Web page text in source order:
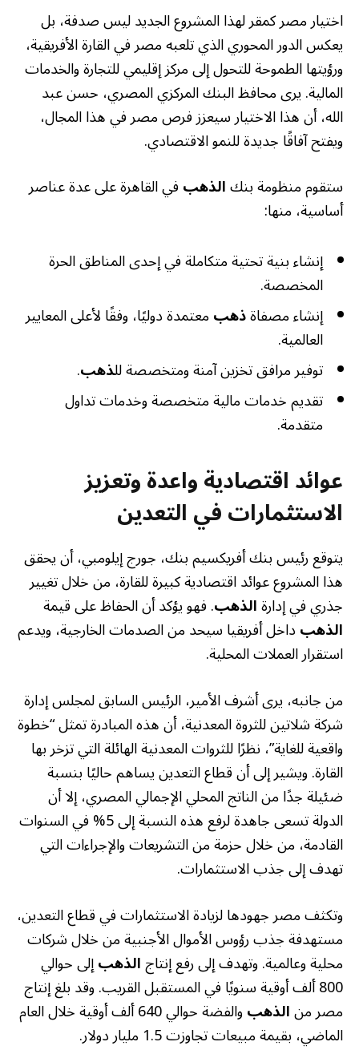
اختيار مصر كمقر لهذا المشروع الجديد ليس صدفة، بل
يعكس الدور المحوري الذي تلعبه مصر في القارة الأفريقية،
ورؤيتها الطموحة للتحول إلى مركز إقليمي للتجارة والخدمات
المالية. يرى محافظ البنك المركزي المصري، حسن عبد
الله، أن هذا الاختيار سيعزز فرص مصر في هذا المجال،
ويفتح آفاقًا جديدة للنمو الاقتصادي.
ستقوم منظومة بنكالذهبفي القاهرة على عدة عناصر
أساسية، منها:
إنشاء بنية تحتية متكاملة في إحدى المناطق الحرة
المخصصة.
إنشاء مصفاةذهبمعتمدة دوليًا، وفقًا لأعلى المعايير
العالمية.
توفير مرافق تخزين آمنة ومتخصصة للذهب.
تقديم خدمات مالية متخصصة وخدمات تداول
متقدمة.
عوائد اقتصادية واعدة وتعزيز
الاستثمارات في التعدين
يتوقع رئيس بنك أفريكسيم بنك، جورج إيلومبي، أن يحقق
هذا المشروع عوائد اقتصادية كبيرة للقارة، من خلال تغيير
جذري في إدارةالذهب. فهو يؤكد أن الحفاظ على قيمة
الذهبداخل أفريقيا سيحد من الصدمات الخارجية، ويدعم
استقرار العملات المحلية.
من جانبه، يرى أشرف الأمير، الرئيس السابق لمجلس إدارة
شركة شلاتين للثروة المعدنية، أن هذه المبادرة تمثل “خطوة
واقعية للغاية”، نظرًا للثروات المعدنية الهائلة التي تزخر بها
القارة. ويشير إلى أن قطاع التعدين يساهم حاليًا بنسبة
ضئيلة جدًا من الناتج المحلي الإجمالي المصري، إلا أن
الدولة تسعى جاهدة لرفع هذه النسبة إلى 5% في السنوات
القادمة، من خلال حزمة من التشريعات والإجراءات التي
تهدف إلى جذب الاستثمارات.
وتكثف مصر جهودها لزيادة الاستثمارات في قطاع التعدين،
مستهدفة جذب رؤوس الأموال الأجنبية من خلال شركات
محلية وعالمية. وتهدف إلى رفع إنتاجالذهبإلى حوالي
800 ألف أوقية سنويًا في المستقبل القريب. وقد بلغ إنتاج
مصر منالذهب والفضة حوالي 640 ألف أوقية خلال العام
الماضي، بقيمة مبيعات تجاوزت 1.5 مليار دولار.